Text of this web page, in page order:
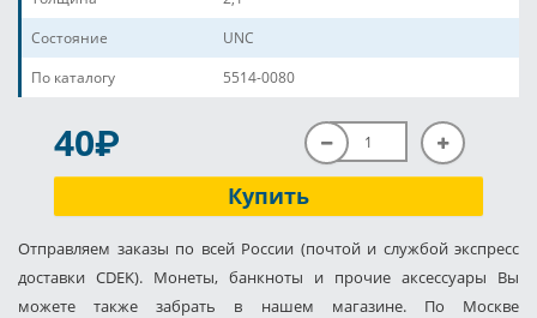
Состояние
UNC
По каталогу
5514-0080
40P
Купить
Отправляем заказы по всей России (почтой и службой экспресс
доставки CDEK). Монеты, банкноты и прочие аксессуары Вы
можете также забрать в нашем магазине. По Москве